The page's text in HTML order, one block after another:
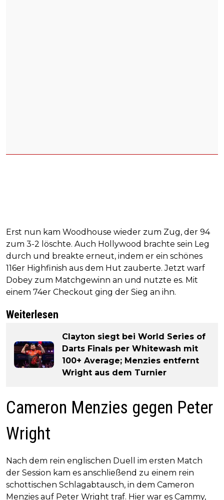
Erst nun kam Woodhouse wieder zum Zug, der 94
zum 3-2 löschte. Auch Hollywood brachte sein Leg
durch und breakte erneut, indem er ein schönes
116er Highfinish aus dem Hut zauberte. Jetzt warf
Dobey zum Matchgewinn an und nutzte es. Mit
einem 74er Checkout ging der Sieg an ihn.
Weiterlesen
Clayton siegt bei World Series of
Darts Finals per Whitewash mit
100+ Average; Menzies entfernt
Wright aus dem Turnier
Cameron Menzies gegen Peter
Wright
Nach dem rein englischen Duell im ersten Match
der Session kam es anschließend zu einem rein
schottischen Schlagabtausch, in dem Cameron
Menzies auf Peter Wright traf. Hier war es Cammy,